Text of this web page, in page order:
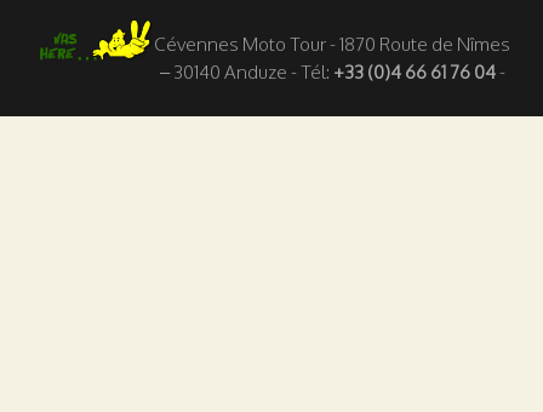
Cévennes Moto Tour - 1870 Route de Nîmes
– 30140 Anduze - Tél: +33 (0)4 66 61 76 04-